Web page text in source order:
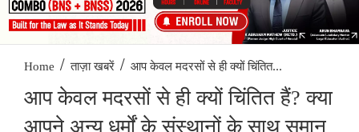
Home / ताज़ा खबरें / आप केवल मदरसों से ही क्यों चिंतित...
आप केवल मदरसों से ही क्यों चिंतित हैं? क्या
आपने अन्य धर्मों के संस्थानों के साथ समान